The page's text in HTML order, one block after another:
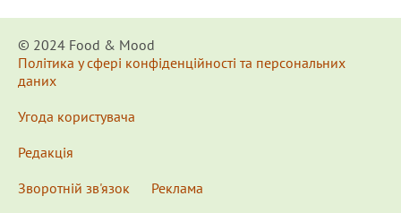
© 2024 Food & Мood
Політика у сфері конфіденційності та персональних
даних
Угода користувача
Редакція
Зворотній зв'язок
Реклама